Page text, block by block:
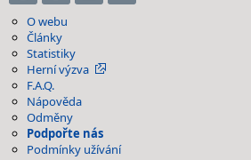
O webu
Články
Statistiky
Herní výzva
F.A.Q.
Nápověda
Odměny
Podpořte nás
Podmínky užívání